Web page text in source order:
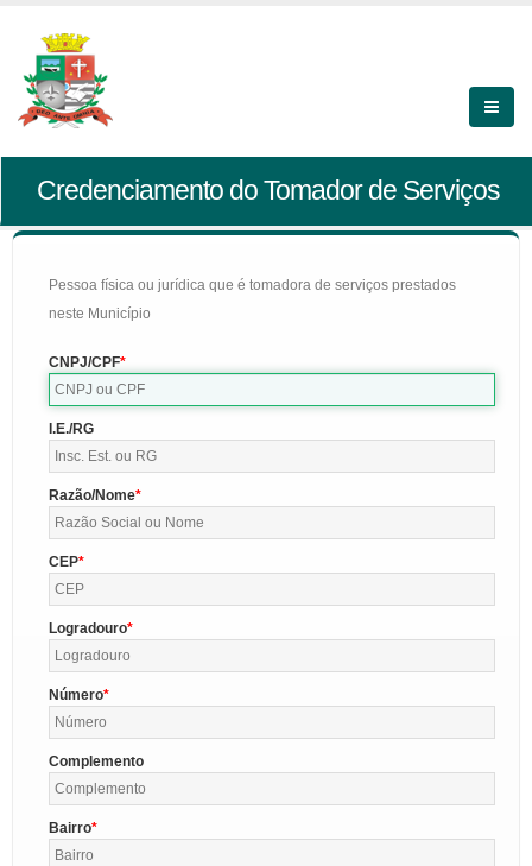
Credenciamento do Tomador de Serviços
Pessoa física ou jurídica que é tomadora de serviços prestados
neste Município
CNPJ/CPF
I.E./RG
Razão/Nome
CEP
Logradouro
Número
Complemento
Bairro